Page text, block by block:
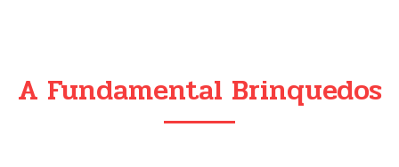
A Fundamental Brinquedos